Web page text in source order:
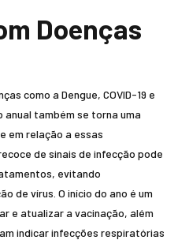
Doenças
como a Dengue, COVID-19 e
também se torna uma
em relação a essas
de sinais de infecção pode
evitando
de vírus. O início do ano é um
e atualizar a vacinação, além
indicar infecções respiratórias